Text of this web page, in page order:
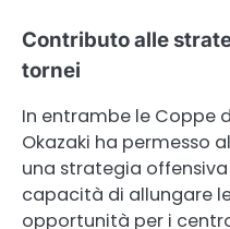
Contributo alle
tornei
In entrambe le Coppe
Okazaki ha permesso
una strategia offensiva
capacità di allungare
opportunità per i